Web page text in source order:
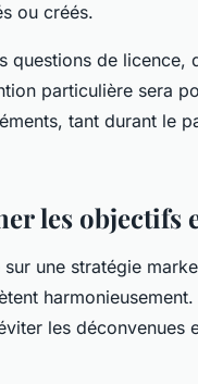
ou créés.
questions de licence,
particulière sera
tant durant le
les objectifs
une stratégie
harmonieusement.
les déconvenues